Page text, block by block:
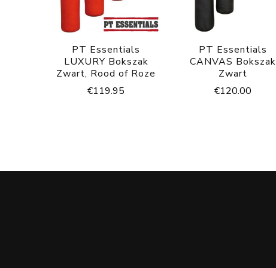
PT Essentials
LUXURY Bokszak
Zwart, Rood of Roze
€119.95
PT Essentials
CANVAS Bokszak
Zwart
€120.00